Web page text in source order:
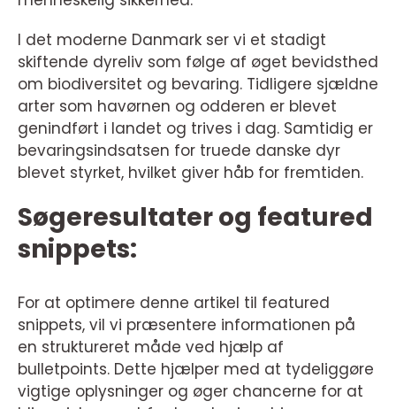
I det moderne Danmark ser vi et stadigt
skiftende dyreliv som følge af øget bevidsthed
om biodiversitet og bevaring. Tidligere sjældne
arter som havørnen og odderen er blevet
genindført i landet og trives i dag. Samtidig er
bevaringsindsatsen for truede danske dyr
blevet styrket, hvilket giver håb for fremtiden.
Søgeresultater og featured
snippets:
For at optimere denne artikel til featured
snippets, vil vi præsentere informationen på
en struktureret måde ved hjælp af
bulletpoints. Dette hjælper med at tydeliggøre
vigtige oplysninger og øger chancerne for at